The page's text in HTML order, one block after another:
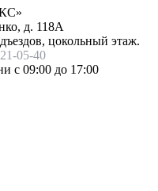
д. 118А
цокольный этаж.
05-40
с 09:00 до 17:00